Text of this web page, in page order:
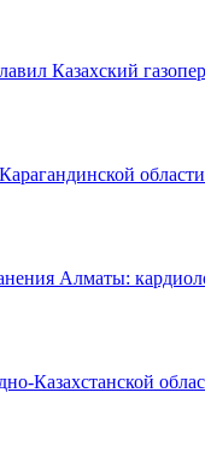
Казахский
Алматы:
Казахстанской